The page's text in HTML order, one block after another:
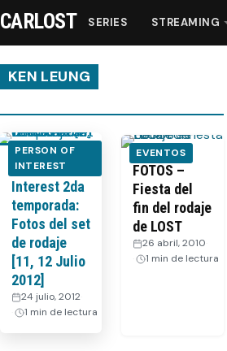
Streaming
Recomendaciones
Videos
Webisodios
CARLOST SERIES STREAMING
KEN LEUNG
PERSON OF
INTEREST
Person of
Interest 2da
temporada:
Fotos del set
de rodaje
[11, 12 Julio
2012]
24 julio, 2012
1 min de lectura
EVENTOS
FOTOS –
Fiesta del
fin del rodaje
de LOST
26 abril, 2010
1 min de lectura